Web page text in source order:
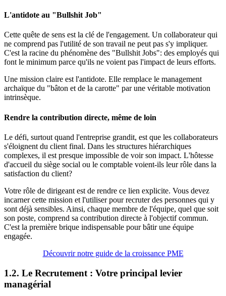
L'antidote au "Bullshit Job"
Cette quête de sens est la clé de l'engagement. Un collaborateur qui
ne comprend pas l'utilité de son travail ne peut pas s'y impliquer.
C'est la racine du phénomène des "Bullshit Jobs": des employés qui
font le minimum parce qu'ils ne voient pas l'impact de leurs efforts.
Une mission claire est l'antidote. Elle remplace le management
archaïque du "bâton et de la carotte" par une véritable motivation
intrinsèque.
Rendre la contribution directe, même de loin
Le défi, surtout quand l'entreprise grandit, est que les collaborateurs
s'éloignent du client final. Dans les structures hiérarchiques
complexes, il est presque impossible de voir son impact. L'hôtesse
d'accueil du siège social ou le comptable voient-ils leur rôle dans la
satisfaction du client?
Votre rôle de dirigeant est de rendre ce lien explicite. Vous devez
incarner cette mission et l'utiliser pour recruter des personnes qui y
sont déjà sensibles. Ainsi, chaque membre de l'équipe, quel que soit
son poste, comprend sa contribution directe à l'objectif commun.
C'est la première brique indispensable pour bâtir une équipe
engagée.
Découvrir notre guide de la croissance PME
1.2. Le Recrutement : Votre principal levier
managérial